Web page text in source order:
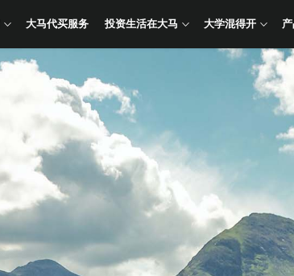
大马代买服务 投资生活在大马 大学混得开